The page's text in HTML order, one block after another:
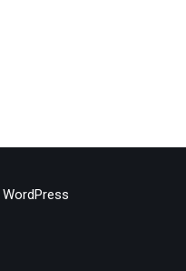
WordPress